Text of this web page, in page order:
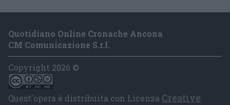
Quotidiano Online Cronache Ancona
CM Comunicazione S.r.l.
Copyright 2026 ©
Quest'opera è distribuita con Licenza Creative